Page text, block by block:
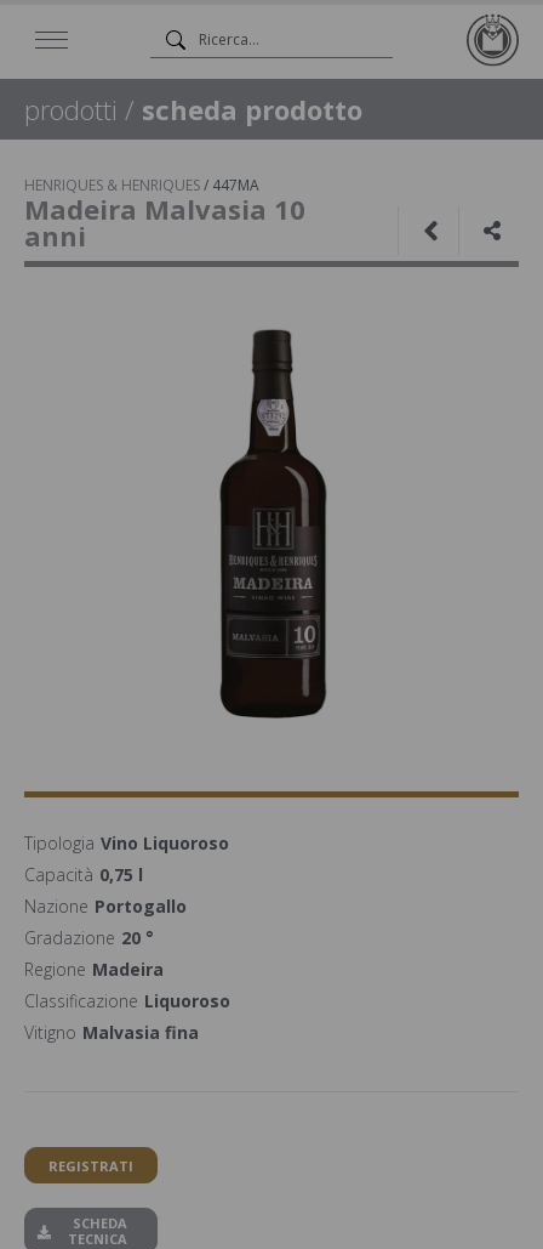
prodotti / scheda prodotto
HENRIQUES & HENRIQUES/ 447MA
Madeira Malvasia 10
anni
Tipologia Vino Liquoroso
Capacità 0,75 l
Nazione Portogallo
Gradazione 20 °
Regione Madeira
Classificazione Liquoroso
Vitigno Malvasia fina
REGISTRATI
SCHEDA
TECNICA